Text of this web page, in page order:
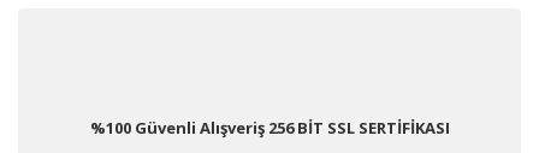
%100 Güvenli Alışveriş 256 BİT SSL SERTİFİKASI